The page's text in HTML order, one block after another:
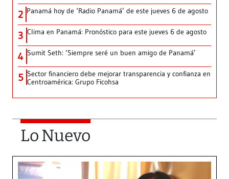
2 Panamá hoy de ‘Radio Panamá’ de este jueves 6 de agosto
3 Clima en Panamá: Pronóstico para este jueves 6 de agosto
4 Sumit Seth: ‘Siempre seré un buen amigo de Panamá’
5 Sector financiero debe mejorar transparencia y confianza en
Centroamérica: Grupo Ficohsa
Lo Nuevo